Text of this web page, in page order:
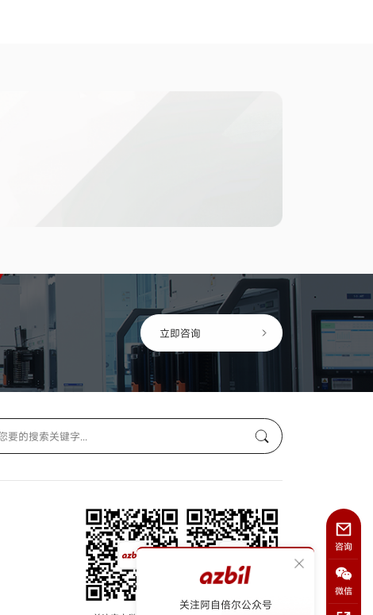
立即咨询
关注阿自倍尔公众号
咨询
微信